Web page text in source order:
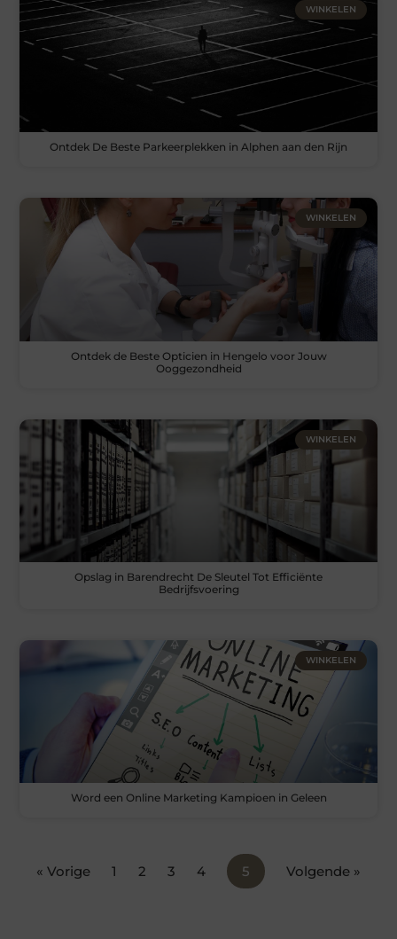
WINKELEN
Ontdek De Beste Parkeerplekken in Alphen aan den Rijn
WINKELEN
Ontdek de Beste Opticien in Hengelo voor Jouw
Ooggezondheid
WINKELEN
Opslag in Barendrecht De Sleutel Tot Efficiënte
Bedrijfsvoering
WINKELEN
Word een Online Marketing Kampioen in Geleen
« Vorige 1 2 3 4 5 Volgende »